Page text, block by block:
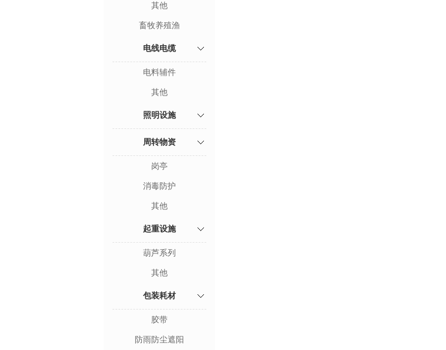
其他
畜牧养殖渔
电线电缆
电料辅件
其他
照明设施
周转物资
岗亭
消毒防护
其他
起重设施
葫芦系列
其他
包装耗材
胶带
防雨防尘遮阳